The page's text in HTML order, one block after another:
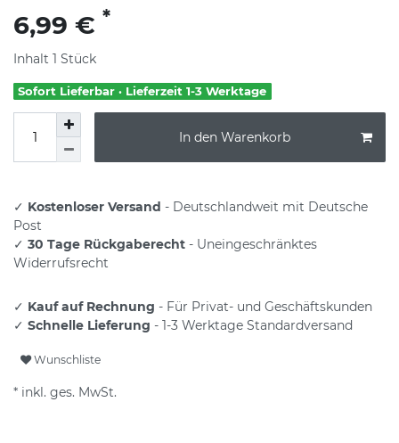
6,99 € *
Inhalt 1 Stück
Sofort Lieferbar · Lieferzeit 1-3 Werktage
In den Warenkorb
✓ Kostenloser Versand - Deutschlandweit mit Deutsche
Post
✓ 30 Tage Rückgaberecht - Uneingeschränktes
Widerrufsrecht
✓ Kauf auf Rechnung - Für Privat- und Geschäftskunden
✓ Schnelle Lieferung - 1-3 Werktage Standardversand
Wunschliste
* inkl. ges. MwSt.